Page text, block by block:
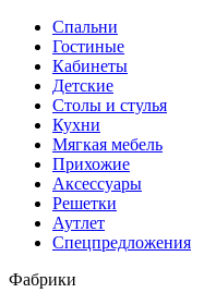
Спальни
Гостиные
Кабинеты
Детские
Столы и стулья
Кухни
Мягкая мебель
Прихожие
Аксессуары
Решетки
Аутлет
Спецпредложения
Фабрики